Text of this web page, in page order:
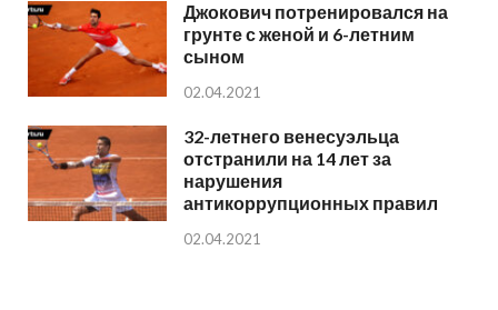
Джокович потренировался на
грунте с женой и 6-летним
сыном
02.04.2021
32-летнего венесуэльца
отстранили на 14 лет за
нарушения
антикоррупционных правил
02.04.2021